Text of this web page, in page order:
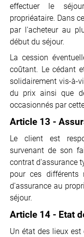
effectuer le
propriéataire. Dans
par l'acheteur au
début du séjour.
La cession
coûtant. Le cédant
solidairement vis-à-
du prix ainsi que
occasionnés par
Article 13 -
Le client est
survenant de son
contrat d'assurance
pour ces différents
d'assurance au
séjour.
Article 14 - Etat
Un état des lieux